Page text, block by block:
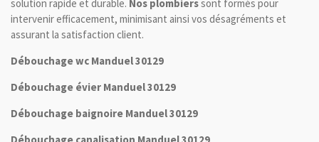
solution rapide et durable. Nos plombierssont formés pour
intervenir efficacement, minimisant ainsi vos désagréments et
assurant la satisfaction client.
Débouchage wc Manduel 30129
Débouchage évier Manduel 30129
Débouchage baignoire Manduel 30129
Débouchage canalisation Manduel 30129